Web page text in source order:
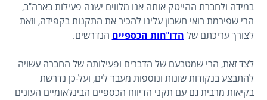
במידה ולחברת ההייטק אותה אנו מלווים ישנה פעילות בארה"ב,
הרי שפירמת רואי חשבון עלינו להכיר את התקנות בקפידה, וזאת
לצורך עריכתם של הדו"חות הכספיים הנדרשים.
לצד זאת, הרי שמטבעם של הדברים ופעילותה של החברה עשויה
להתבצע בנקודות שונות ונוספות מעבר לים, ועל-כן נדרשת
בקיאות מרבית גם עם תקני הדיווח הכספיים הבינלאומיים העונים